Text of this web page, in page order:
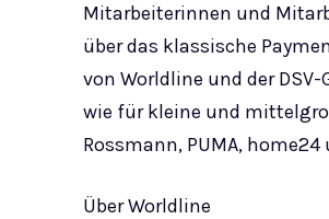
Mitarbeiterinnen und
über das klassische
von Worldline und der
wie für kleine und
Rossmann, PUMA,
Über Worldline